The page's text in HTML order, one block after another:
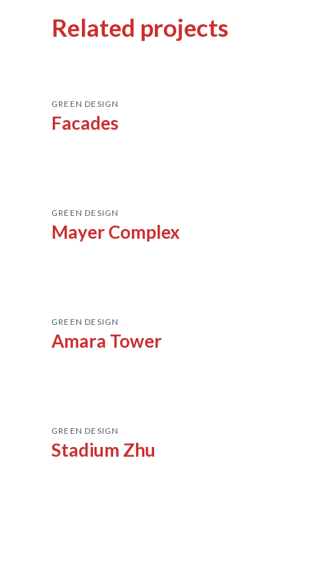
Related projects
GREEN DESIGN
Facades
GREEN DESIGN
Mayer Complex
GREEN DESIGN
Amara Tower
GREEN DESIGN
Stadium Zhu